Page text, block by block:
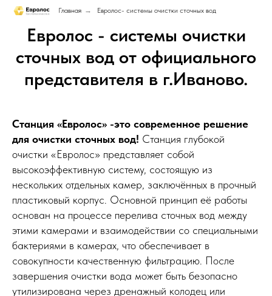
Главная → Евролос- системы очистки сточных вод
Евролос - системы очистки
сточных вод от официального
представителя в г.Иваново.
Станция «Евролос» -это современное решение
для очистки сточных вод! Станция глубокой
очистки «Евролос» представляет собой
высокоэффективную систему, состоящую из
нескольких отдельных камер, заключённых в прочный
пластиковый корпус. Основной принцип её работы
основан на процессе перелива сточных вод между
этими камерами и взаимодействии со специальными
бактериями в камерах, что обеспечивает в
совокупности качественную фильтрацию. После
завершения очистки вода может быть безопасно
утилизирована через дренажный колодец или